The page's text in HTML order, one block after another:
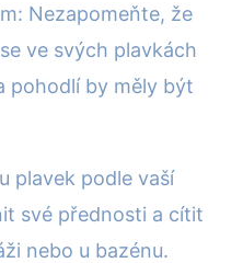
Nezapomeňte, že
ve svých plavkách
pohodlí by měly být
plavek podle vaší
své přednosti a cítit
nebo u bazénu.